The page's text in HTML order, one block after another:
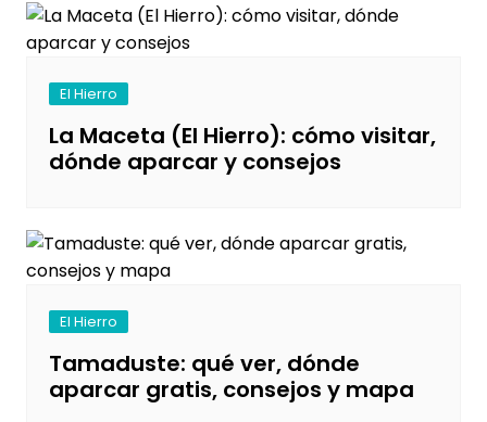
El Hierro
La Maceta (El Hierro): cómo visitar,
dónde aparcar y consejos
El Hierro
Tamaduste: qué ver, dónde
aparcar gratis, consejos y mapa